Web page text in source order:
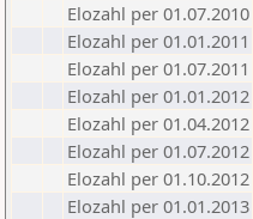
Elozahl per 01.07.2010
Elozahl per 01.01.2011
Elozahl per 01.07.2011
Elozahl per 01.01.2012
Elozahl per 01.04.2012
Elozahl per 01.07.2012
Elozahl per 01.10.2012
Elozahl per 01.01.2013